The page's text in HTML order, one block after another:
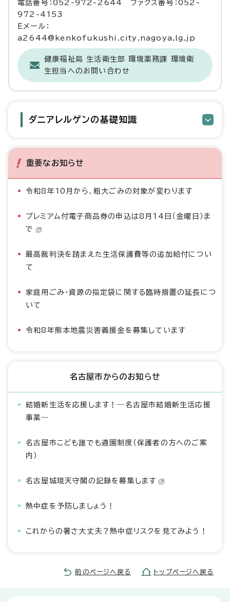
電話番号：052-972-2644 ファクス番号：052-
972-4153
Eメール：
a2644@kenkofukushi.city.nagoya.lg.jp
健康福祉局 生活衛生部 環境薬務課 環境衛
生担当へのお問い合わせ
ダニアレルゲンの基礎知識
重要なお知らせ
令和8年10月から、粗大ごみの対象が変わります
プレミアム付電子商品券の申込は8月14日（金曜日）ま
で
最高裁判決を踏まえた生活保護費等の追加給付につい
て
家庭用ごみ・資源の指定袋に関する臨時措置の延長につ
いて
令和8年熊本地震災害義援金を募集しています
名古屋市からのお知らせ
結婚新生活を応援します！―名古屋市結婚新生活応援
事業―
名古屋市こども誰でも通園制度（保護者の方へのご案
内）
名古屋城現天守閣の記録を募集します
熱中症を予防しましょう！
これからの暑さ大丈夫？熱中症リスクを見てみよう！
前のページへ戻る トップページへ戻る